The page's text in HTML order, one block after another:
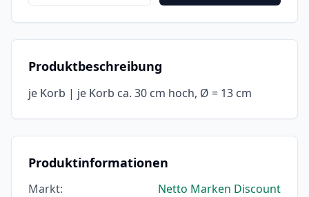
Produktbeschreibung
je Korb | je Korb ca. 30 cm hoch, Ø = 13 cm
Produktinformationen
Markt:
Netto Marken Discount